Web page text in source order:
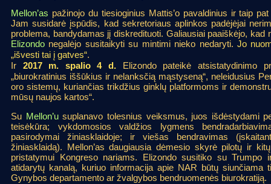
Mellon’as pažinojo du tiesioginius Mattis’o pavaldinius ir taip
Jam susidarė įspūdis, kad sekretoriaus aplinkos padėjėjai
problema, bandydamas jį diskredituoti. Galiausiai paaiškėjo,
Elizondo negalėjo susitaikyti su mintimi nieko nedaryti. Jo
„išvesti tai į gatves“.
Ir 2017 m. spalio 4 d. Elizondo pateikė atsistatydinimo
„biurokratinius iššūkius ir nelanksčią mąstyseną“, neleidusius
oro sistemų, kuriančias trikdžius ginklų platformoms ir
mūsų naujos kartos“.
Su Mellon’usuplanavo tolesnius veiksmus, juos išdėstydami
teisėkūra; vykdomosios valdžios lygmens
pasirodymai žiniasklaidoje; ir viešas bendravimas
žiniasklaidą). Mellon’as daugiausia dėmesio skyrė pilotų ir
pristatymui Kongreso nariams. Elizondo susitiko su Trumpo
atidarytų kanalą, kuriuo informacija apie NAR būtų siunčiama
Gynybos departamento ar žvalgybos bendruomenės biurokratiją.